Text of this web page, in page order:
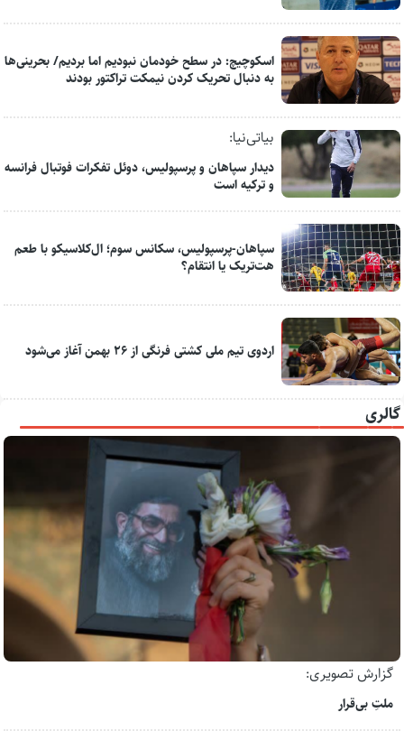
اسکوچیچ: در سطح خودمان نبودیم اما بردیم/ بحرینی‌ها
به دنبال تحریک کردن نیمکت تراکتور بودند
بیاتی‌نیا:
دیدار سپاهان و پرسپولیس، دوئل تفکرات فوتبال فرانسه
و ترکیه است
سپاهان-پرسپولیس، سکانس سوم؛ ال‌کلاسیکو با طعم
هت‌تریک یا انتقام؟
اردوی تیم ملی کشتی فرنگی از ۲۶ بهمن آغاز می‌شود
گالری
گزارش تصویری:
ملتِ بی‌قرار